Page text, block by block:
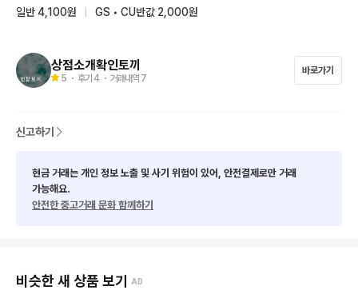
일반 4,100원
GS • CU반값 2,000원
상점소개확인토끼
5 ・ 후기 4 ・ 거래내역 7
바로가기
신고하기
현금 거래는 개인 정보 노출 및 사기 위험이 있어, 안전결제로만 거래
가능해요.
안전한 중고거래 문화 함께하기
비슷한 새 상품 보기 AD